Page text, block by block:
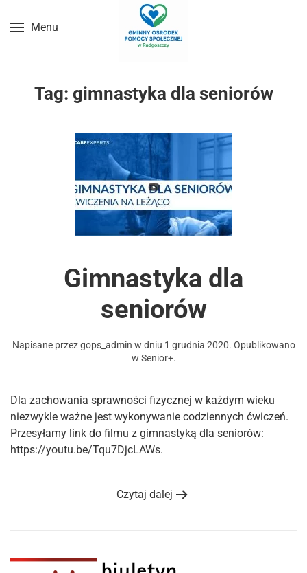
Przejdź do treści głównej
Menu
Tag: gimnastyka dla seniorów
Gimnastyka dla
seniorów
Napisane przezgops_admin w dniu 1 grudnia 2020. Opublikowano
w Senior+.
Dla zachowania sprawności fizycznej w każdym wieku
niezwykle ważne jest wykonywanie codziennych ćwiczeń.
Przesyłamy link do filmu z gimnastyką dla seniorów:
https://youtu.be/Tqu7DjcLAWs.
Czytaj dalej